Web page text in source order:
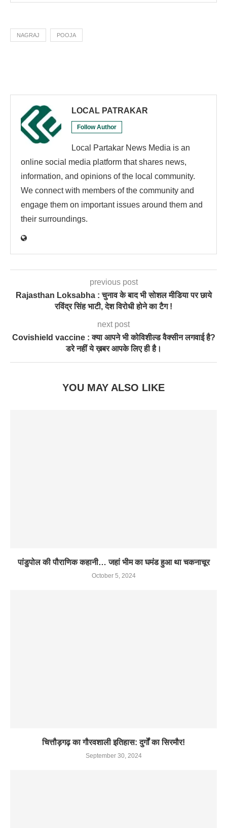
NAGRAJ POOJA
LOCAL PATRAKAR
Follow Author
Local Partakar News Media is an
online social media platform that shares news,
information, and opinions of the local community.
We connect with members of the community and
engage them on important issues around them and
their surroundings.
previous post
Rajasthan Loksabha : चुनाव के बाद भी सोशल मीडिया पर छाये
रविंद्र सिंह भाटी, देश विरोधी होने का टैग !
next post
Covishield vaccine : क्या आपने भी कोविशील्ड वैक्सीन लगवाई है?
डरे नहीं ये ख़बर आपके लिए ही है।
YOU MAY ALSO LIKE
पांडुपोल की पौराणिक कहानी… जहां भीम का घमंड हुआ था चकनाचूर
October 5, 2024
चित्तौड़गढ़ का गौरवशाली इतिहास: दुर्गों का सिरमौर!
September 30, 2024